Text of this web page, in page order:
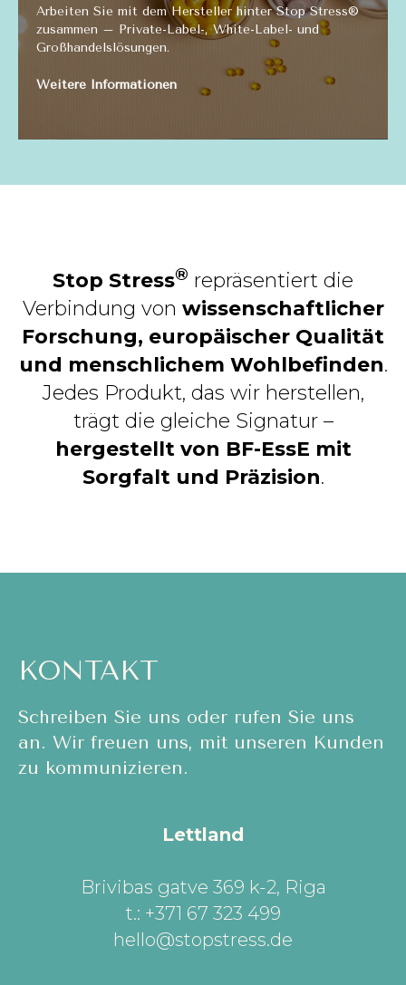
Arbeiten Sie mit dem Hersteller hinter Stop Stress®
zusammen – Private-Label-, White-Label- und
Großhandelslösungen.
Weitere Informationen
Stop Stress® repräsentiert die
Verbindung von wissenschaftlicher
Forschung, europäischer Qualität
und menschlichem Wohlbefinden.
Jedes Produkt, das wir herstellen,
trägt die gleiche Signatur –
hergestellt von BF-EssE mit
Sorgfalt und Präzision.
KONTAKT
Schreiben Sie uns oder rufen Sie uns
an. Wir freuen uns, mit unseren Kunden
zu kommunizieren.
Lettland
Brivibas gatve 369 k-2, Riga
t.: +371 67 323 499
hello@stopstress.de